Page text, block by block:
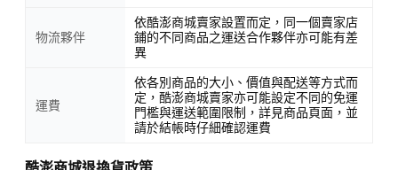
物流夥伴
依酷澎商城賣家設置而定，同一個賣家店
鋪的不同商品之運送合作夥伴亦可能有差
異
運費
依各別商品的大小、價值與配送等方式而
定，酷澎商城賣家亦可能設定不同的免運
門檻與運送範圍限制，詳見商品頁面，並
請於結帳時仔細確認運費